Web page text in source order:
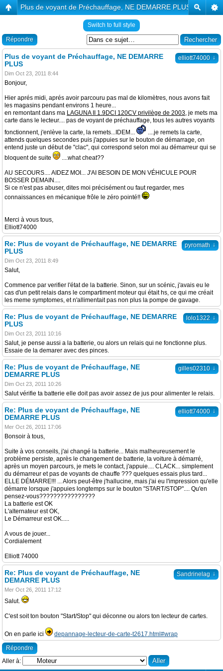
Plus de voyant de Préchauffage, NE DEMARRE PLUS
Switch to full style
Répondre
elliott74000 ↓
Plus de voyant de Préchauffage, NE DEMARRE
PLUS
Dim Oct 23, 2011 8:44
Bonjour,
Hier aprés midi, aprés avoir parcouru pas mal de kilomètres, nous avons fait
les magasins pendant environs 1 heure...
en remontant dans ma LAGUNA II 1.9DCI 120CV privilège de 2003, je mets ma
carte dans le lecteur.... pas de voyant de préchauffage, tous les autres voyants
fonctionnent, j'enlève la carte, la remets...IDEM...
....je remets la carte,
attends quelques secondes puis j'appuies sur le bouton de démarrage, on
entend juste un début de "clac", qui correspond selon moi au démarreur qui se
bloquent de suite
....what cheat??
AU SECOURS.... AIDEZ MOI... J'AI BESOIN DE MON VÉHICULE POUR
BOSSER DEMAIN....
Si ce n'est pas abuser, dites moi précisément ou faut regarder, mes
connaissances en mécanique frôle le zéro pointé!!
Merci à vous tous,
Elliott74000
pyromath ↓
Re: Plus de voyant de Préchauffage, NE DEMARRE
PLUS
Dim Oct 23, 2011 8:49
Salut,
Commence par verifier l'état de la batterie. Sinon, sur un scénic, j'avais eu le
cas d'un petit relais dans le compartiment moteur qui était hs, ce qui me créait
les meme symptomes, et n'allimentait pas non plus la pompe de gavage.
lolo1322 ↓
Re: Plus de voyant de Préchauffage, NE DEMARRE
PLUS
Dim Oct 23, 2011 10:16
Salut, je pense aussi a la batterie, ou alors un relais qui ne fonctionne plus.
Essaie de la demarer avec des pinces.
gilles02310 ↓
Re: Plus de voyant de Préchauffage, NE
DEMARRE PLUS
Dim Oct 23, 2011 10:26
Salut vérifie ta batterie elle doit pas avoir assez de jus pour alimenter le relais.
elliott74000 ↓
Re: Plus de voyant de Préchauffage, NE
DEMARRE PLUS
Mer Oct 26, 2011 17:06
Bonsoir à tous,
Suite à vos conseils, j'ai changé la batterie... Mais malheureusement le
problème persiste, après le changement de batterie, la voiture à démarré,
après un moyen parcours, je mets le contact, j'appuie.... CLACK... simplement
du démarreur et pas de voyants de chauffe ??? quelques essais plus tard...
ELLE DÉMARRE!!! ... Alors peut-être j'hallucine, mais j'ai eu l'impression qu'elle
démarre lorsque j'appuies longtemps sur le bouton "START/STOP".... Qu'en
pensez-vous????????????????
La batterie est OK
L'alternateur est OK,
Le Démarreur est OK.....
A vous de jouer...
Cordialement
Elliott 74000
Sandrinelag ↓
Re: Plus de voyant de Préchauffage, NE
DEMARRE PLUS
Mer Oct 26, 2011 17:12
Salut.
C'est soit ton bouton "Start/Stop" qui déconne ou alors ton lecteur de cartes.
On en parle ici
depannage-lecteur-de-carte-t2617.html#wrap
Répondre
Aller à: